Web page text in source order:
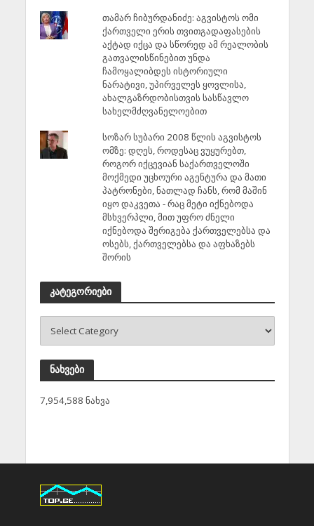
თამარ ჩიბურდანიძე: აგვისტოს ომი
ქართველი ერის თვითგადაფასების
აქტად იქცა და სწორედ ამ რეალობის
გათვალისწინებით უნდა
ჩამოყალიბდეს ისტორიული
ნარატივი, უპირველეს ყოვლისა,
ახალგაზრდობისთვის სასწავლო
სახელმძღვანელოებით
სოზარ სუბარი 2008 წლის აგვისტოს
ომზე: დღეს, როდესაც ვუყურებთ,
როგორ იქცევიან საქართველოში
მოქმედი უცხოური აგენტურა და მათი
პატრონები, ნათლად ჩანს, რომ მაშინ
იყო დაკვეთა - რაც მეტი იქნებოდა
მსხვერპლი, მით უფრო ძნელი
იქნებოდა შერიგება ქართველებსა და
ოსებს, ქართველებსა და აფხაზებს
შორის
კატეგორიები
ნახვები
7,954,588 ნახვა